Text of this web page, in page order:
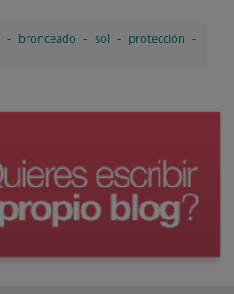
- bronceado - sol - protección -